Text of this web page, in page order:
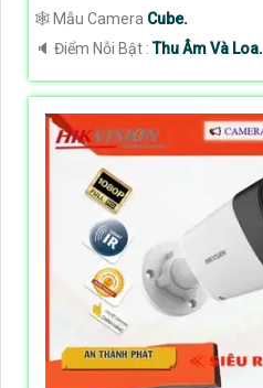
🕸️ Mẫu Camera Cube.
️🔈 Điểm Nỗi Bật :Thu Âm Và Loa.